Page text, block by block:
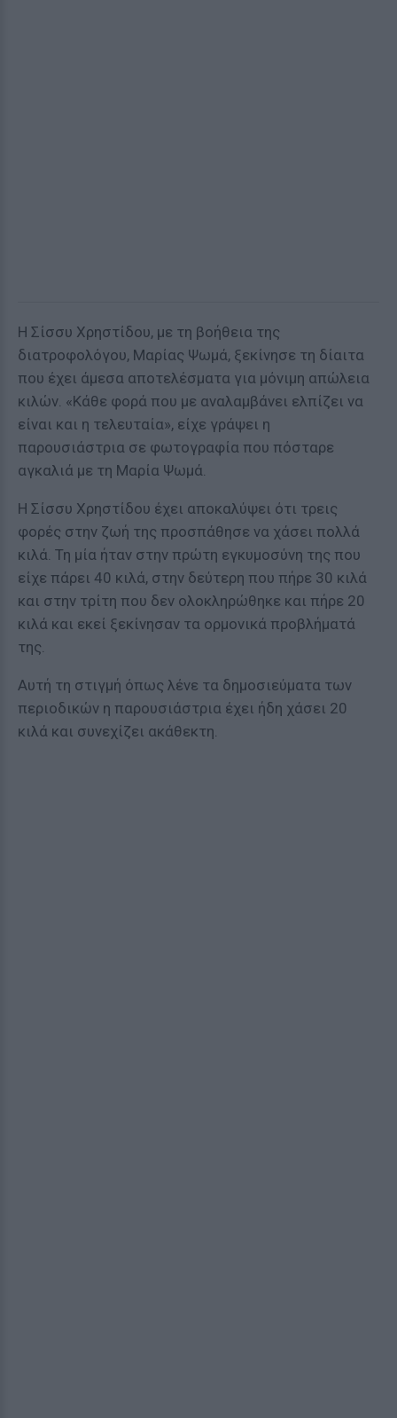
Η Σίσσυ Χρηστίδου, με τη βοήθεια της
διατροφολόγου, Μαρίας Ψωμά, ξεκίνησε τη δίαιτα
που έχει άμεσα αποτελέσματα για μόνιμη απώλεια
κιλών. «Κάθε φορά που με αναλαμβάνει ελπίζει να
είναι και η τελευταία», είχε γράψει η
παρουσιάστρια σε φωτογραφία που πόσταρε
αγκαλιά με τη Μαρία Ψωμά.
Η Σίσσυ Χρηστίδου έχει αποκαλύψει ότι τρεις
φορές στην ζωή της προσπάθησε να χάσει πολλά
κιλά. Τη μία ήταν στην πρώτη εγκυμοσύνη της που
είχε πάρει 40 κιλά, στην δεύτερη που πήρε 30 κιλά
και στην τρίτη που δεν ολοκληρώθηκε και πήρε 20
κιλά και εκεί ξεκίνησαν τα ορμονικά προβλήματά
της.
Αυτή τη στιγμή όπως λένε τα δημοσιεύματα των
περιοδικών η παρουσιάστρια έχει ήδη χάσει 20
κιλά και συνεχίζει ακάθεκτη.